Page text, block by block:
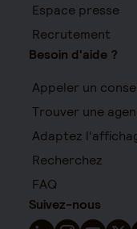
Espace presse
Recrutement
Besoin d'aide ?
Appeler un
Trouver une
Adaptez
Recherchez
FAQ
Suivez-nous